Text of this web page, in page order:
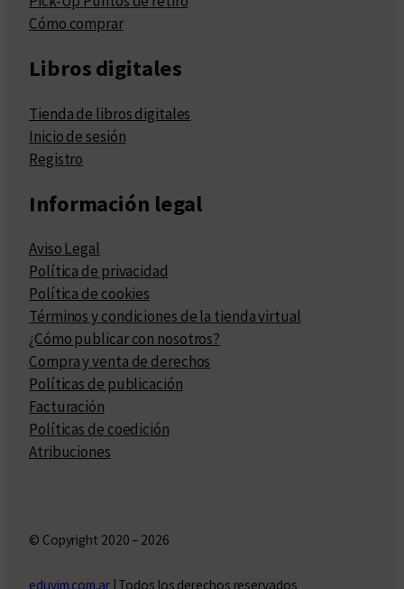
Cómo comprar
Libros digitales
Tienda de libros digitales
Inicio de sesión
Registro
Información legal
Aviso Legal
Política de privacidad
Política de cookies
Términos y condiciones de la tienda virtual
¿Cómo publicar con nosotros?
Compra y venta de derechos
Políticas de publicación
Facturación
Políticas de coedición
Atribuciones
© Copyright 2020 – 2026
eduvim.com.ar| Todos los derechos reservados